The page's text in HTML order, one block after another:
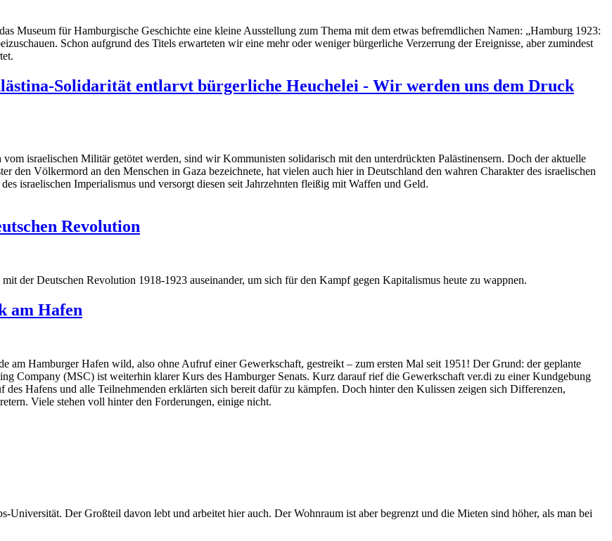
Museum für Hamburgische Geschichte eine kleine Ausstellung zum Thema mit dem etwas befremdlichen Namen: „Hamburg 1923:
Schon aufgrund des Titels erwarteten wir eine mehr oder weniger bürgerliche Verzerrung der Ereignisse, aber zumindest
Solidarität entlarvt bürgerliche Heuchelei - Wir werden uns dem Druck
israelischen Militär getötet werden, sind wir Kommunisten solidarisch mit den unterdrückten Palästinensern. Doch der aktuelle
den Völkermord an den Menschen in Gaza bezeichnete, hat vielen auch hier in Deutschland den wahren Charakter des israelischen
israelischen Imperialismus und versorgt diesen seit Jahrzehnten fleißig mit Waffen und Geld.
Revolution
der Deutschen Revolution 1918-1923 auseinander, um sich für den Kampf gegen Kapitalismus heute zu wappnen.
am Hafen
am Hamburger Hafen wild, also ohne Aufruf einer Gewerkschaft, gestreikt – zum ersten Mal seit 1951! Der Grund: der geplante
Company (MSC) ist weiterhin klarer Kurs des Hamburger Senats. Kurz darauf rief die Gewerkschaft ver.di zu einer Kundgebung
Hafens und alle Teilnehmenden erklärten sich bereit dafür zu kämpfen. Doch hinter den Kulissen zeigen sich Differenzen,
Viele stehen voll hinter den Forderungen, einige nicht.
Universität. Der Großteil davon lebt und arbeitet hier auch. Der Wohnraum ist aber begrenzt und die Mieten sind höher, als man bei